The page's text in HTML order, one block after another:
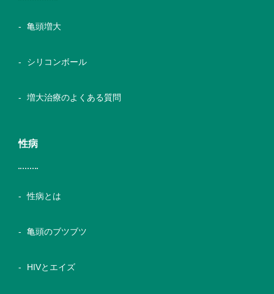
亀頭増大
シリコンボール
増大治療のよくある質問
性病
性病とは
亀頭のブツブツ
HIVとエイズ